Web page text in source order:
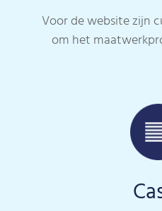
Voor de website zijn
om het